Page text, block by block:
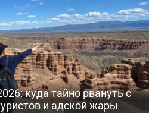
куда тайно рвануть с
и адской жары